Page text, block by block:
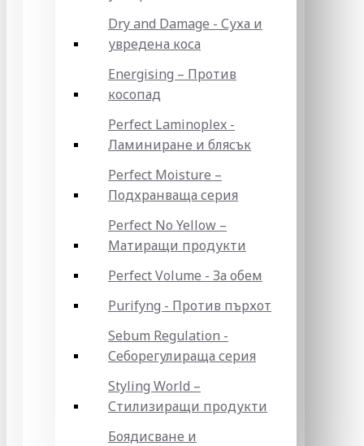
Dry and Damage - Суха и
увредена коса
Energising – Против
косопад
Perfect Laminoplex -
Ламиниране и блясък
Perfect Moisture –
Подхранваща серия
Perfect No Yellow –
Матиращи продукти
Perfect Volume - За обем
Purifyng - Против пърхот
Sebum Regulation -
Себорегулираща серия
Styling World –
Стилизиращи продукти
Боядисване и